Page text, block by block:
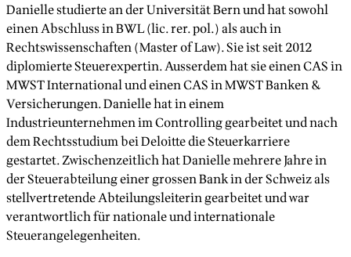
Danielle studierte an der Universität Bern und hat sowohl
einen Abschluss in BWL (lic. rer. pol.) als auch in
Rechtswissenschaften (Master of Law). Sie ist seit 2012
diplomierte Steuerexpertin. Ausserdem hat sie einen CAS in
MWST International und einen CAS in MWST Banken &
Versicherungen. Danielle hat in einem
Industrieunternehmen im Controlling gearbeitet und nach
dem Rechtsstudium bei Deloitte die Steuerkarriere
gestartet. Zwischenzeitlich hat Danielle mehrere Jahre in
der Steuerabteilung einer grossen Bank in der Schweiz als
stellvertretende Abteilungsleiterin gearbeitet und war
verantwortlich für nationale und internationale
Steuerangelegenheiten.